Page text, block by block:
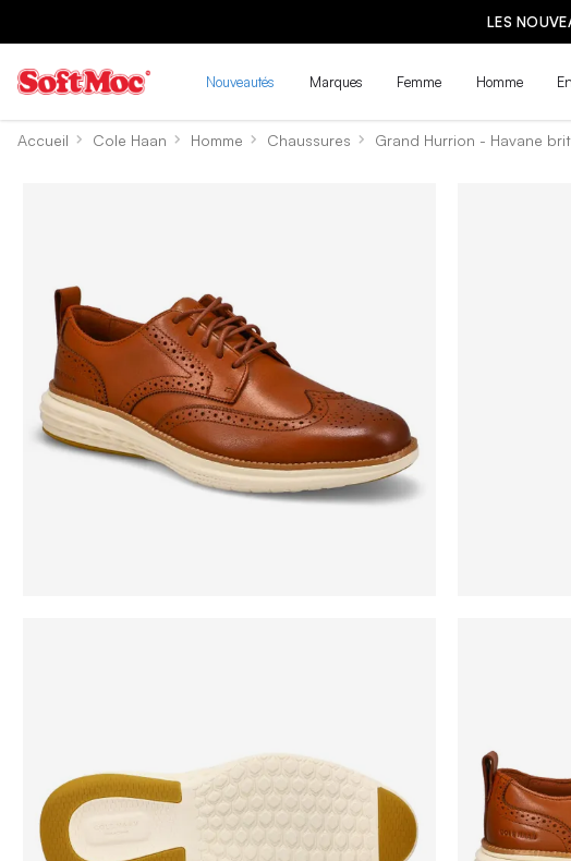
LES
Nouveautés Marques Femme Homme
Accueil Cole Haan Homme Chaussures Grand Hurrion - Havane